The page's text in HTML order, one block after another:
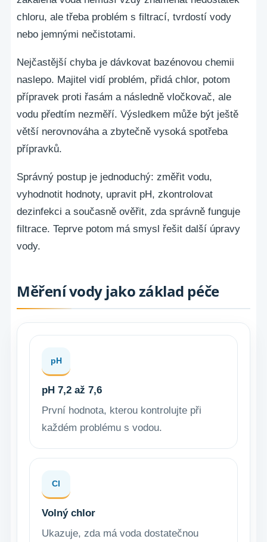
chloru, ale třeba problém s filtrací, tvrdostí vody
nebo jemnými nečistotami.
Nejčastější chyba je dávkovat bazénovou chemii
naslepo. Majitel vidí problém, přidá chlor, potom
přípravek proti řasám a následně vločkovač, ale
vodu předtím nezměří. Výsledkem může být ještě
větší nerovnováha a zbytečně vysoká spotřeba
přípravků.
Správný postup je jednoduchý: změřit vodu,
vyhodnotit hodnoty, upravit pH, zkontrolovat
dezinfekci a současně ověřit, zda správně funguje
filtrace. Teprve potom má smysl řešit další úpravy
vody.
Měření vody jako základ péče
pH
pH 7,2 až 7,6
První hodnota, kterou kontrolujte při
každém problému s vodou.
Cl
Volný chlor
Ukazuje, zda má voda dostatečnou